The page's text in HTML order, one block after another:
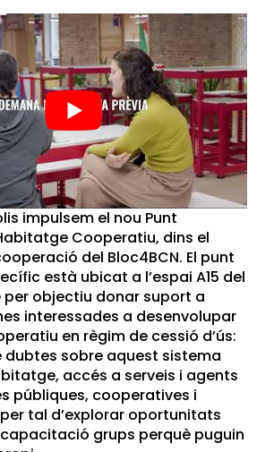
impulsem el nou Punt
Cooperatiu, dins el
del Bloc4BCN. El punt
està ubicat a l’espai A15 del
per objectiu donar suport a
interessades a desenvolupar
en règim de cessió d’ús:
dubtes sobre aquest sistema
accés a serveis i agents
públiques, cooperatives i
tal d’explorar oportunitats
grups perquè puguin